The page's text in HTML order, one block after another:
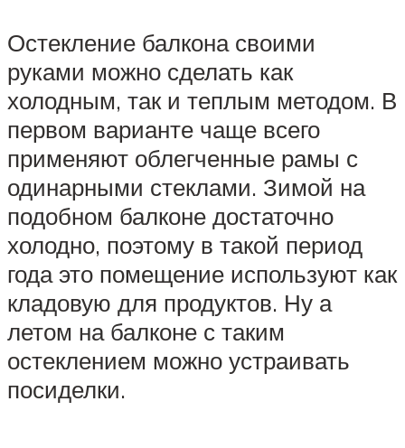
Остекление балкона своими
руками можно сделать как
холодным, так и теплым методом. В
первом варианте чаще всего
применяют облегченные рамы с
одинарными стеклами. Зимой на
подобном балконе достаточно
холодно, поэтому в такой период
года это помещение используют как
кладовую для продуктов. Ну а
летом на балконе с таким
остеклением можно устраивать
посиделки.